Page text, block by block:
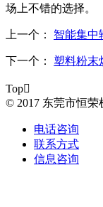
场上不错的选择。
上一个： 智能集中
下一个： 塑料粉末
Top
© 2017 东莞市恒荣
电话咨询
联系方式
信息咨询